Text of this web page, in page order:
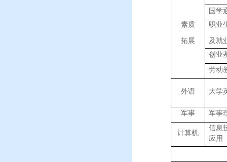
素质
拓展
国学
职业
及就
创业
劳动
外语 大学
军事 军事
计算机
信息
应用